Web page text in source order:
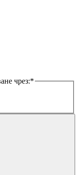
чрез:*